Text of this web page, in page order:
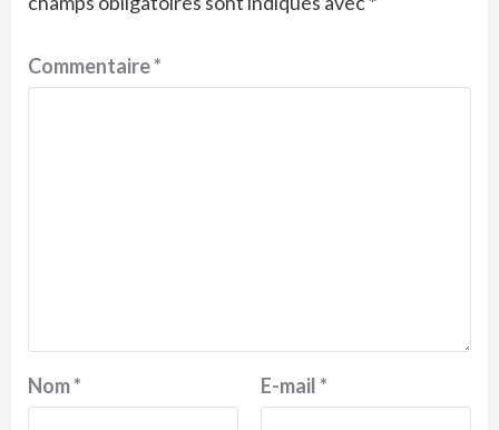
Commentaire*
Nom* E-mail*